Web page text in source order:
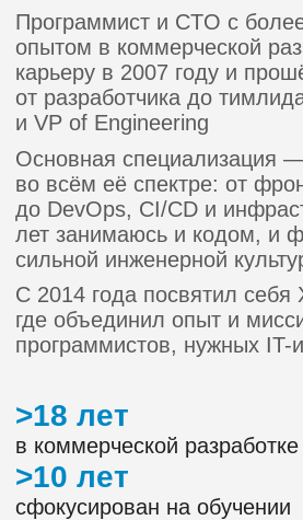
API-контракт и архитектура
Собираем требования и описываем
API-контракт с помощью TypeSpec —
до того, как написана первая строка
декомпозируем задачи и реализуем.
В идеале — ни одной строки кода
руками
Полный цикл разработки веб-
приложения: от этапа
до развёртывания в PaaS.
бэкенд, тесты — всё создаётся
с помощью ИИ-агентов. Технологии
бэкенда и фронтенда — по выбору